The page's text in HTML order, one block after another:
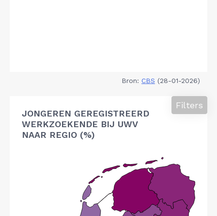
Bron: CBS (28-01-2026)
JONGEREN GEREGISTREERD
WERKZOEKENDE BIJ UWV
NAAR REGIO (%)
Filters